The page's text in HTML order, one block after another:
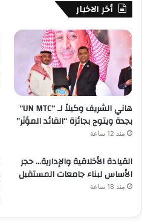
أخر الاخبار
هاني الشريف وكيلاً لـ “UN MTC”
بجدة ويتوج بجائزة “القائد المؤثر”
منذ 12 ساعة
القيادة الأخلاقية والإدارية… حجر
الأساس لبناء جامعات المستقبل
منذ 18 ساعة